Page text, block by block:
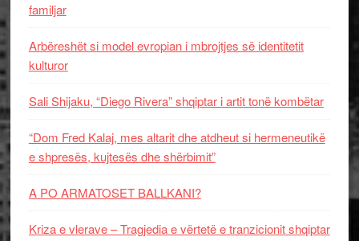
familjar
Arbëreshët si model evropian i mbrojtjes së identitetit
kulturor
Sali Shijaku, “Diego Rivera” shqiptar i artit tonë kombëtar
“Dom Fred Kalaj, mes altarit dhe atdheut si hermeneutikë
e shpresës, kujtesës dhe shërbimit”
A PO ARMATOSET BALLKANI?
Kriza e vlerave – Tragjedia e vërtetë e tranzicionit shqiptar